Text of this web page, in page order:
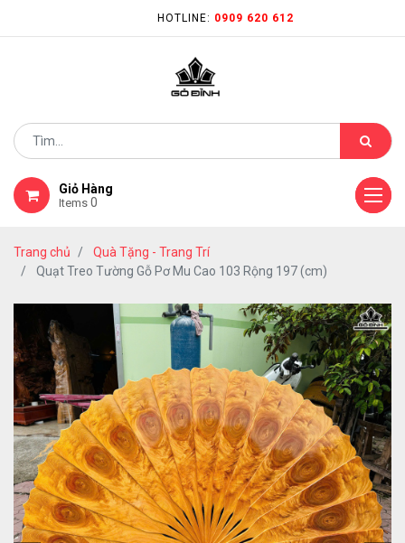
HOTLINE: 0909 620 612
Giỏ Hàng
Items 0
Trang chủ
Quà Tặng - Trang Trí
Quạt Treo Tường Gỗ Pơ Mu Cao 103 Rộng 197 (cm)